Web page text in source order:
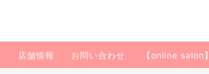
店舗情報 お問い合わせ 【online salon】